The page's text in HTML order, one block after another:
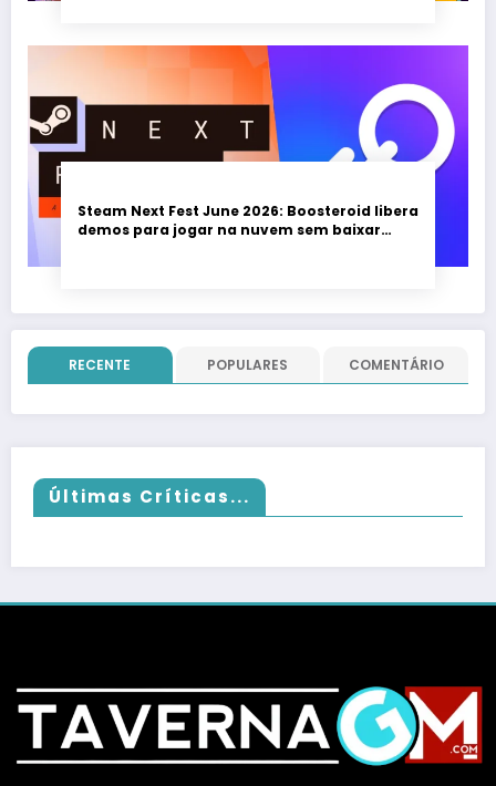
Steam Next Fest June 2026: Boosteroid libera
demos para jogar na nuvem sem baixar
RECENTE POPULARES COMENTÁRIO
Últimas Críticas...